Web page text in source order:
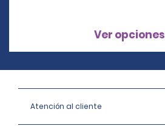
Ver opciones
Atención al cliente